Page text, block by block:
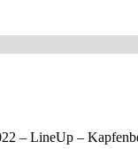
– LineUp –